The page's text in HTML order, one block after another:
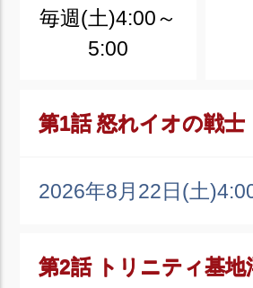
毎週(土)4:00～
5:00
第1話 怒れイオの戦士
2026年8月22日(土)
第2話 トリニティ基地